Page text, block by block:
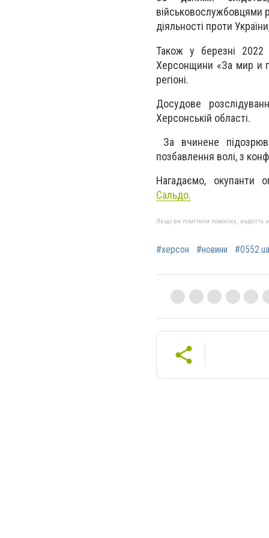
військовослужбовцями
діяльності проти
Також у березні 2022
Херсонщини «За мир и
регіоні.
Досудове
Херсонській області.
За вчинене
позбавлення волі, з
Нагадаємо, окупанти
Сальдо.
Якщо ви помітили помилку, виділіть
#херсон #новини #0552.ua